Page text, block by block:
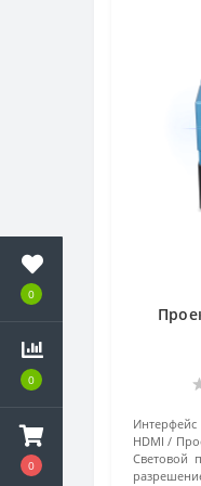
0
0
0
HDMI
Световой